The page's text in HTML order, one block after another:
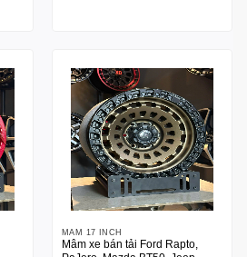
MÂM 17 INCH
Mâm xe bán tải Ford Rapto,